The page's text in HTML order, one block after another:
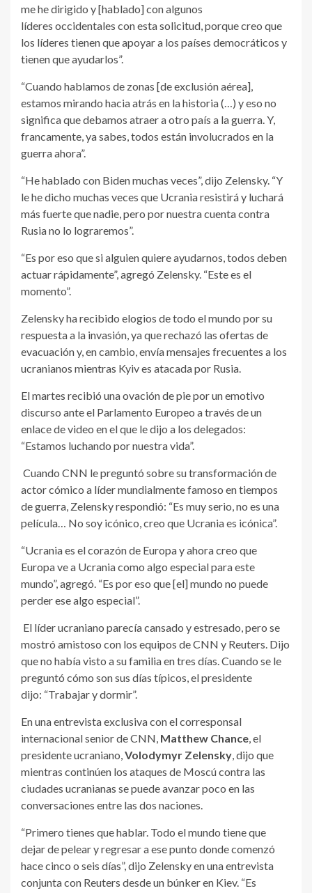
me he dirigido y [hablado] con algunos
líderes occidentales con esta solicitud, porque creo que
los líderes tienen que apoyar a los países democráticos y
tienen que ayudarlos”.
“Cuando hablamos de zonas [de exclusión aérea],
estamos mirando hacia atrás en la historia (…) y eso no
significa que debamos atraer a otro país a la guerra. Y,
francamente, ya sabes, todos están involucrados en la
guerra ahora”.
“He hablado con Biden muchas veces”, dijo Zelensky. “Y
le he dicho muchas veces que Ucrania resistirá y luchará
más fuerte que nadie, pero por nuestra cuenta contra
Rusia no lo lograremos”.
“Es por eso que si alguien quiere ayudarnos, todos deben
actuar rápidamente”, agregó Zelensky. “Este es el
momento”.
Zelensky ha recibido elogios de todo el mundo por su
respuesta a la invasión, ya que rechazó las ofertas de
evacuación y, en cambio, envía mensajes frecuentes a los
ucranianos mientras Kyiv es atacada por Rusia.
El martes recibió una ovación de pie por un emotivo
discurso ante el Parlamento Europeo a través de un
enlace de video en el que le dijo a los delegados:
“Estamos luchando por nuestra vida”.
Cuando CNN le preguntó sobre su transformación de
actor cómico a líder mundialmente famoso en tiempos
de guerra, Zelensky respondió: “Es muy serio, no es una
película… No soy icónico, creo que Ucrania es icónica”.
“Ucrania es el corazón de Europa y ahora creo que
Europa ve a Ucrania como algo especial para este
mundo”, agregó. “Es por eso que [el] mundo no puede
perder ese algo especial”.
El líder ucraniano parecía cansado y estresado, pero se
mostró amistoso con los equipos de CNN y Reuters. Dijo
que no había visto a su familia en tres días. Cuando se le
preguntó cómo son sus días típicos, el presidente
dijo: “Trabajar y dormir”.
En una entrevista exclusiva con el corresponsal
internacional senior de CNN, Matthew Chance, el
presidente ucraniano,Volodymyr Zelensky, dijo que
mientras continúen los ataques de Moscú contra las
ciudades ucranianas se puede avanzar poco en las
conversaciones entre las dos naciones.
“Primero tienes que hablar. Todo el mundo tiene que
dejar de pelear y regresar a ese punto donde comenzó
hace cinco o seis días”, dijo Zelensky en una entrevista
conjunta con Reuters desde un búnker en Kiev. “Es